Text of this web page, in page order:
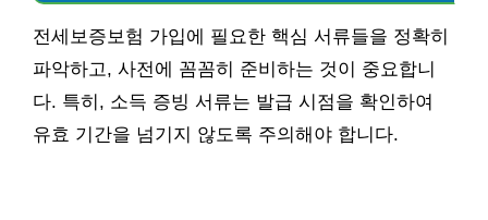
전세보증보험 가입에 필요한 핵심 서류들을 정확히
파악하고, 사전에 꼼꼼히 준비하는 것이 중요합니
다. 특히, 소득 증빙 서류는 발급 시점을 확인하여
유효 기간을 넘기지 않도록 주의해야 합니다.